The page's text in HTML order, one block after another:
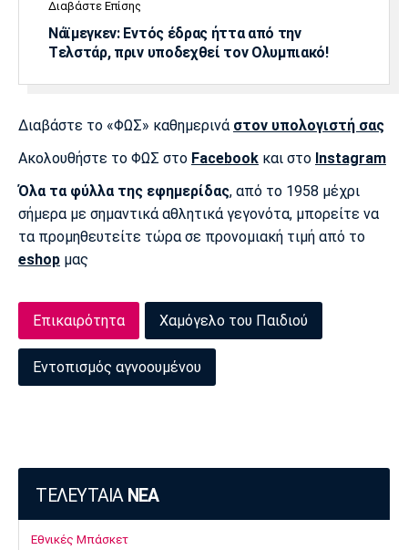
Πόρτο Μπενφίκα
Διαβάστε Επίσης
Νάϊμεγκεν: Εντός έδρας ήττα από την
Tελστάρ, πριν υποδεχθεί τον Ολυμπιακό!
Διαβάστε το «ΦΩΣ» καθημερινά στον υπολογιστή σας
Ακολουθήστε το ΦΩΣ στο Facebook και στο Instagram
Όλα τα φύλλα της εφημερίδας, από το 1958 μέχρι
σήμερα με σημαντικά αθλητικά γεγονότα, μπορείτε να
τα προμηθευτείτε τώρα σε προνομιακή τιμή από το
eshop μας
Επικαιρότητα Χαμόγελο του Παιδιού
Εντοπισμός αγνοουμένου
ΤΕΛΕΥΤΑΙΑ ΝΕΑ
Εθνικές Μπάσκετ